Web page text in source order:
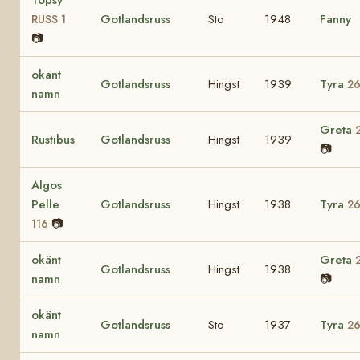
RUSS 1
📷
Gotlandsruss Sto 1948 Fanny
okänt
namn
Gotlandsruss Hingst 1939 Tyra
Rustibus Gotlandsruss Hingst 1939
Greta
📷
Algos
Pelle
116 📷
Gotlandsruss Hingst 1938 Tyra
okänt
namn
Gotlandsruss Hingst 1938
Greta
📷
okänt
namn
Gotlandsruss Sto 1937 Tyra